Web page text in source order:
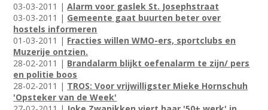
03-03-2011 |Alarm voor gaslek St. Josephstraat
03-03-2011 | Gemeente gaat buurten beter over
hostels informeren
01-03-2011 | Fracties willen WMO-ers, sportclubs en
Muzerije ontzien.
28-02-2011 | Brandalarm blijkt oefenalarm te zijn/ pers
en politie boos
28-02-2011 | TROS: Voor vrijwilligster Mieke Hornschuh
'Opsteker van de Week'